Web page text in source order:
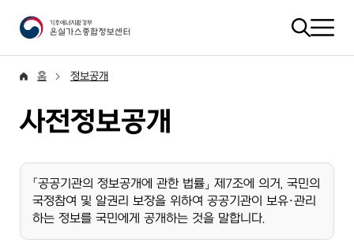
홈 정보공개
사전정보공개
「공공기관의 정보공개에 관한 법률」 제7조에 의거, 국민의
국정참여 및 알권리 보장을 위하여 공공기관이 보유·관리
하는 정보를 국민에게 공개하는 것을 말합니다.